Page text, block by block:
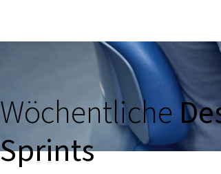
Wöchentliche
Sprints